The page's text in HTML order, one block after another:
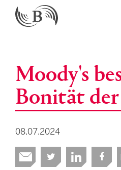
Moody's
Bonität
08.07.2024